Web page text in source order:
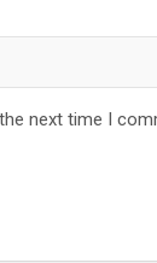
next time I